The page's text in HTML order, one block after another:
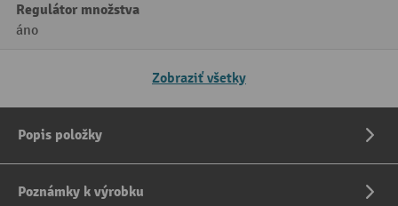
Regulátor množstva
áno
Zobraziť všetky
Popis položky
Poznámky k výrobku